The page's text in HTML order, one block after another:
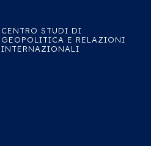
CENTRO STUDI DI
GEOPOLITICA E RELAZIONI
INTERNAZIONALI